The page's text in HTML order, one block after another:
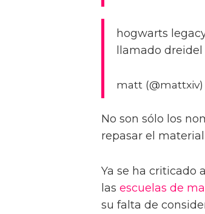
hogwarts
llamado
matt (@mattxiv)
No son sólo los
repasar el
Ya se ha criticado
las escuelas de
su falta de